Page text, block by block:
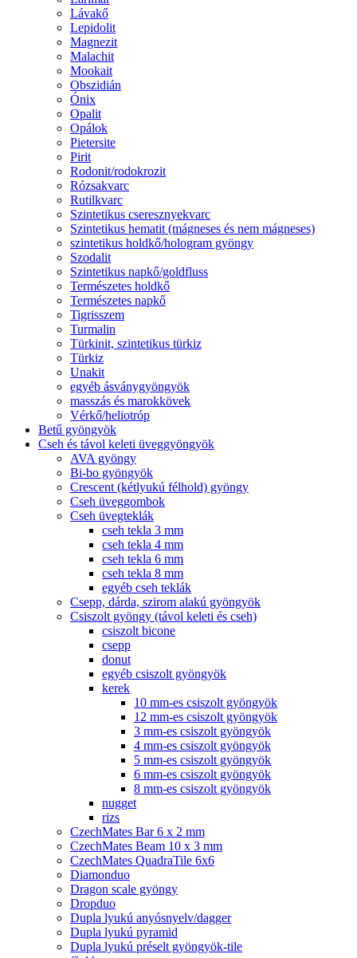
Lávakő
Lepidolit
Magnezit
Malachit
Mookait
Obszidián
Ónix
Opalit
Opálok
Pietersite
Pirit
Rodonit/rodokrozit
Rózsakvarc
Rutilkvarc
Szintetikus cseresznyekvarc
Szintetikus hematit (mágneses és nem mágneses)
szintetikus holdkő/hologram gyöngy
Szodalit
Szintetikus napkő/goldfluss
Természetes holdkő
Természetes napkő
Tigrisszem
Turmalin
Türkinit, szintetikus türkiz
Türkiz
Unakit
egyéb ásványgyöngyök
masszás és marokkövek
Vérkő/heliotróp
Betű gyöngyök
Cseh és távol keleti üveggyöngyök
AVA gyöngy
Bi-bo gyöngyök
Crescent (kétlyukú félhold) gyöngy
Cseh üveggombok
Cseh üvegteklák
cseh tekla 3 mm
cseh tekla 4 mm
cseh tekla 6 mm
cseh tekla 8 mm
egyéb cseh teklák
Csepp, dárda, szirom alakú gyöngyök
Csiszolt gyöngy (távol keleti és cseh)
csiszolt bicone
csepp
donut
egyéb csiszolt gyöngyök
kerek
10 mm-es csiszolt gyöngyök
12 mm-es csiszolt gyöngyök
3 mm-es csiszolt gyöngyök
4 mm-es csiszolt gyöngyök
5 mm-es csiszolt gyöngyök
6 mm-es csiszolt gyöngyök
8 mm-es csiszolt gyöngyök
nugget
rizs
CzechMates Bar 6 x 2 mm
CzechMates Beam 10 x 3 mm
CzechMates QuadraTile 6x6
Diamonduo
Dragon scale gyöngy
Dropduo
Dupla lyukú anyósnyelv/dagger
Dupla lyukú pyramid
Dupla lyukú préselt gyöngyök-tile